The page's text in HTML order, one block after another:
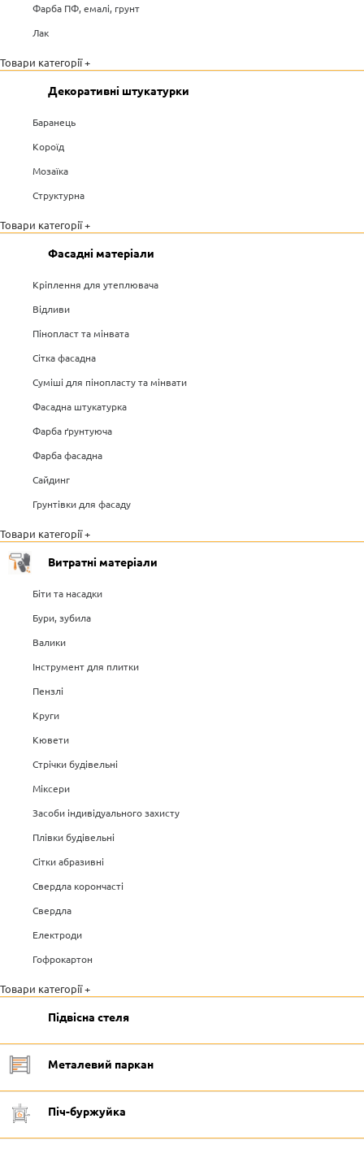
Фарба ПФ, емалі, грунт
Лак
Товари категорії +
Декоративні штукатурки
Баранець
Короїд
Мозаїка
Структурна
Товари категорії +
Фасадні матеріали
Кріплення для утеплювача
Відливи
Пінопласт та мінвата
Сітка фасадна
Суміші для пінопласту та мінвати
Фасадна штукатурка
Фарба ґрунтуюча
Фарба фасадна
Сайдинг
Грунтівки для фасаду
Товари категорії +
Витратні матеріали
Біти та насадки
Бури, зубила
Валики
Інструмент для плитки
Пензлі
Круги
Кювети
Стрічки будівельні
Міксери
Засоби індивідуального захисту
Плівки будівельні
Сітки абразивні
Свердла корончасті
Свердла
Електроди
Гофрокартон
Товари категорії +
Підвісна стеля
Металевий паркан
Піч-буржуйка